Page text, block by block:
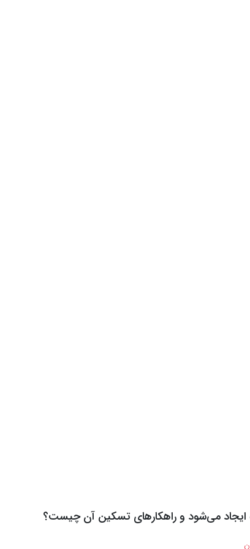
ایجاد می‌شود و راهکارهای تسکین آن چیست؟